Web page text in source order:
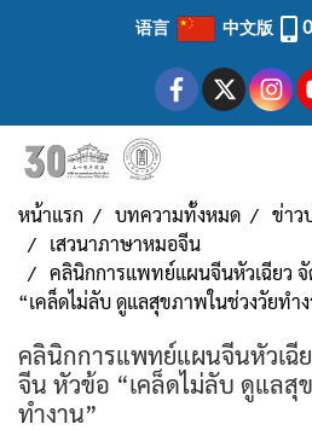
语言 中文版
หน้าแรก บทความทั้งหมด
ข่าว
เสวนาภาษาหมอจีน
คลินิกการแพทย์แผนจีนหัวเฉียว
“เคล็ดไม่ลับ ดูแลสุขภาพในช่วงวัยทำ
คลินิกการแพทย์แผนจีนหัวเฉี
จีน หัวข้อ “เคล็ดไม่ลับ ดูแลสุ
ทำงาน”